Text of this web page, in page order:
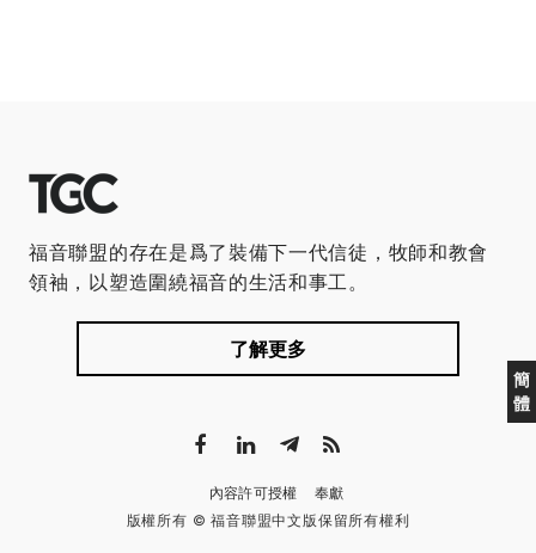
簡
體
福音聯盟的存在是爲了裝備下一代信徒，牧師和教會
領袖，以塑造圍繞福音的生活和事工。
了解更多
內容許可授權
奉獻
版權所有 © 福音聯盟中文版保留所有權利